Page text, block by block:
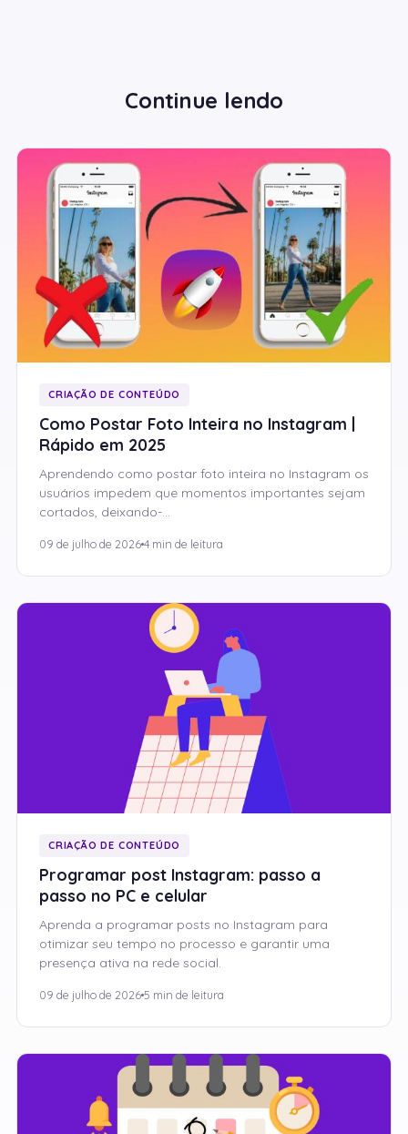
Continue lendo
CRIAÇÃO DE CONTEÚDO
Como Postar Foto Inteira no Instagram |
Rápido em 2025
Aprendendo como postar foto inteira no Instagram os
usuários impedem que momentos importantes sejam
cortados, deixando-…
09 de julho de 2026 4 min de leitura
CRIAÇÃO DE CONTEÚDO
Programar post Instagram: passo a
passo no PC e celular
Aprenda a programar posts no Instagram para
otimizar seu tempo no processo e garantir uma
presença ativa na rede social.
09 de julho de 2026 5 min de leitura